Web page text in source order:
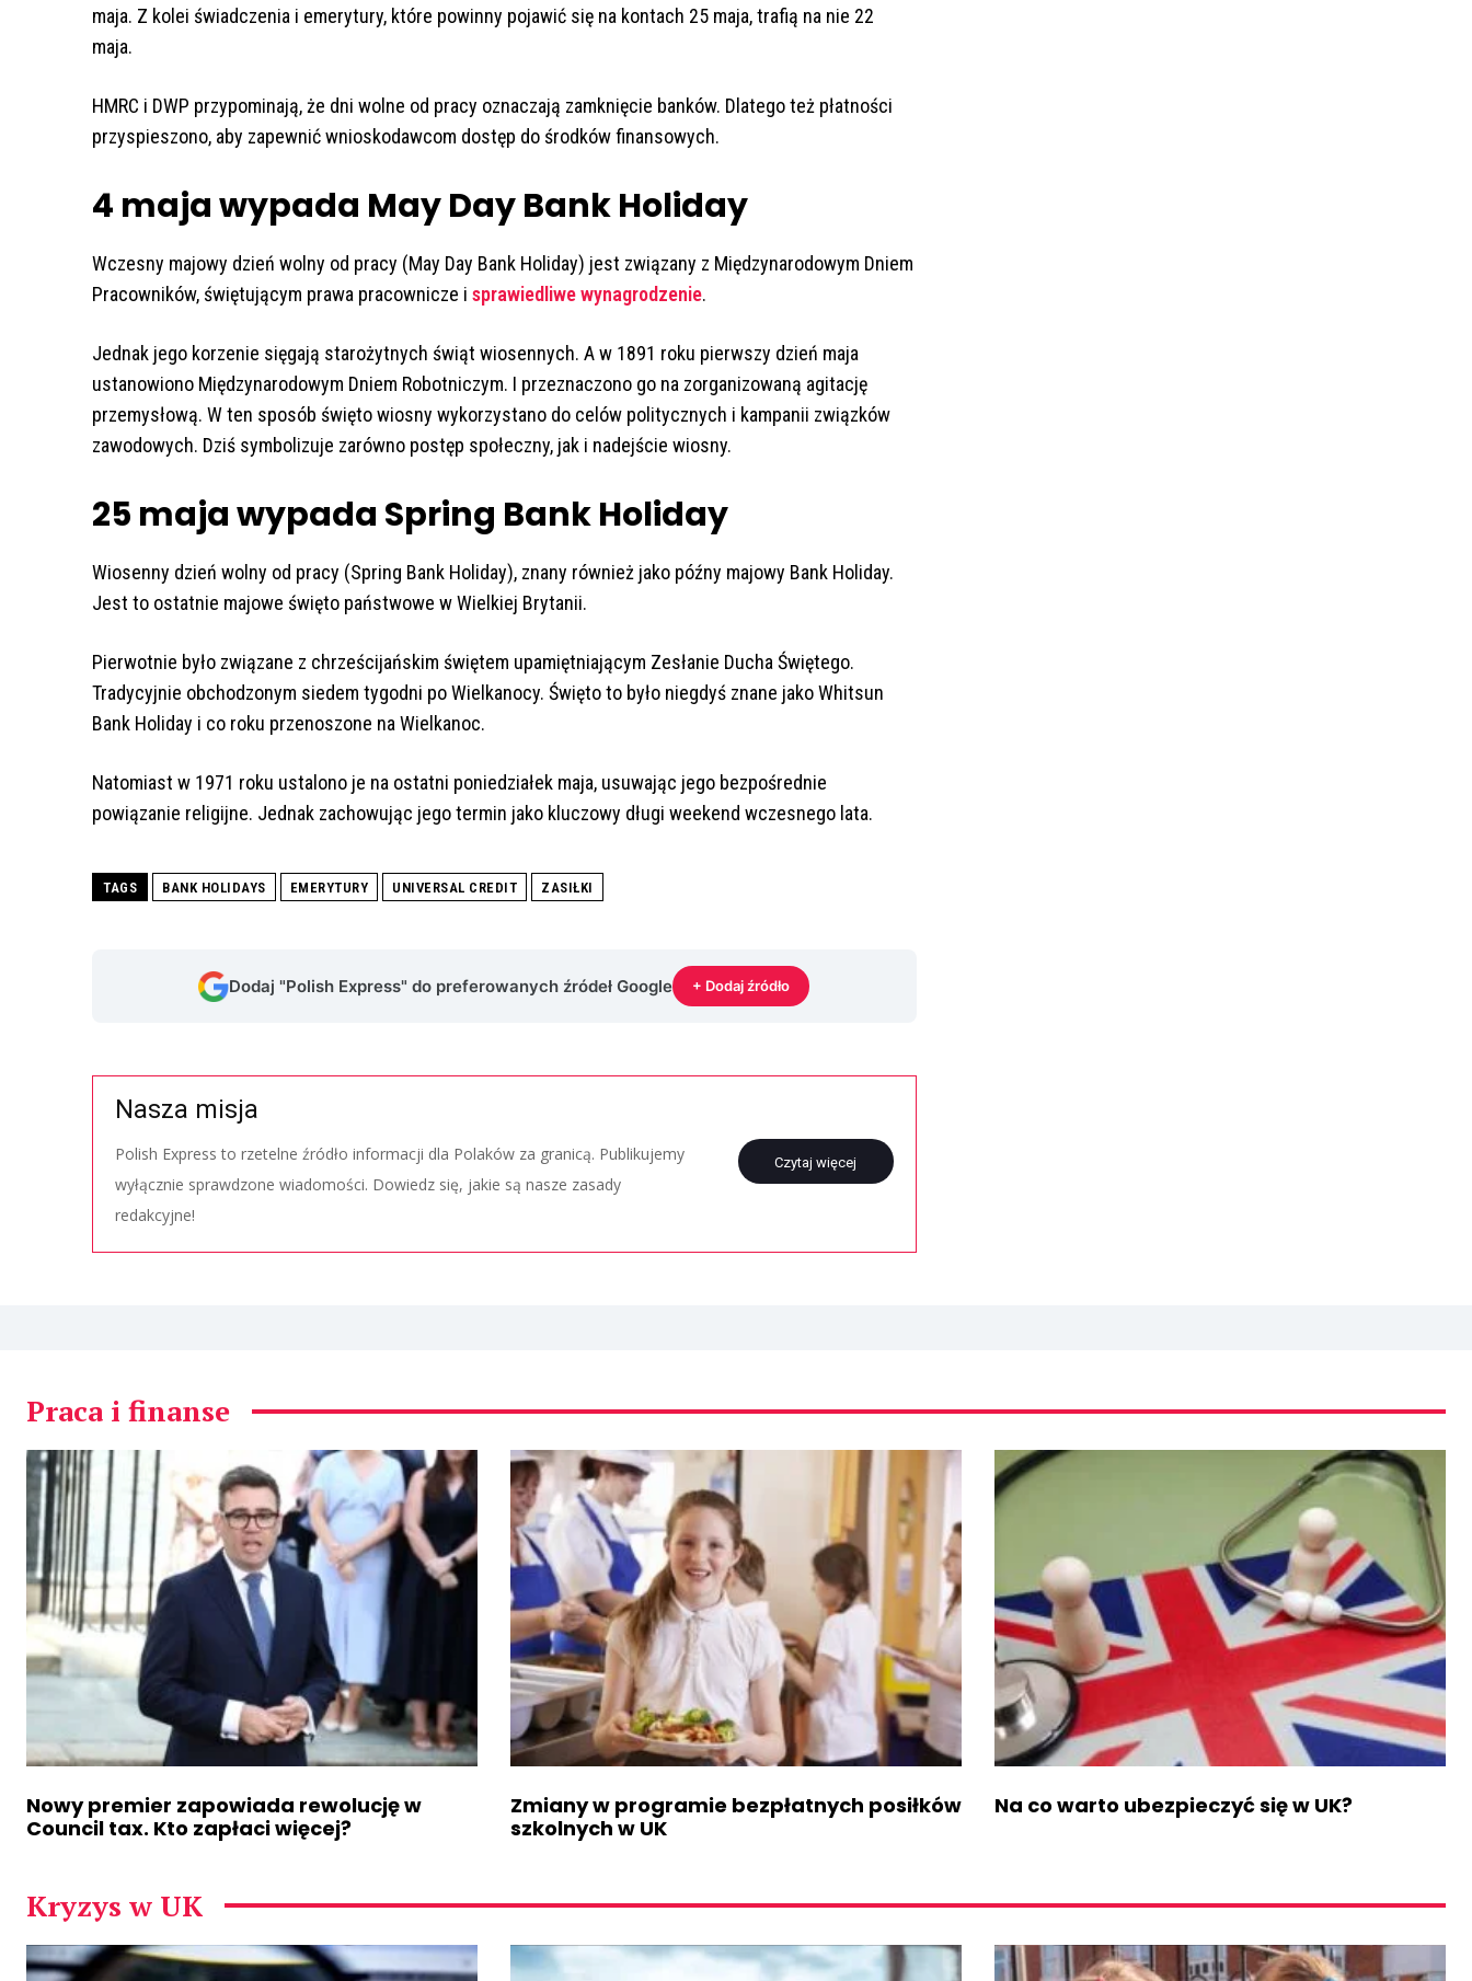
maja. Z kolei świadczenia i emerytury, które powinny pojawić się na kontach 25 maja, trafią na nie 22
maja.
HMRC i DWP przypominają, że dni wolne od pracy oznaczają zamknięcie banków. Dlatego też płatności
przyspieszono, aby zapewnić wnioskodawcom dostęp do środków finansowych.
4 maja wypada May Day Bank Holiday
Wczesny majowy dzień wolny od pracy (May Day Bank Holiday) jest związany z Międzynarodowym Dniem
Pracowników, świętującym prawa pracownicze i sprawiedliwe wynagrodzenie.
Jednak jego korzenie sięgają starożytnych świąt wiosennych. A w 1891 roku pierwszy dzień maja
ustanowiono Międzynarodowym Dniem Robotniczym. I przeznaczono go na zorganizowaną agitację
przemysłową. W ten sposób święto wiosny wykorzystano do celów politycznych i kampanii związków
zawodowych. Dziś symbolizuje zarówno postęp społeczny, jak i nadejście wiosny.
25 maja wypada Spring Bank Holiday
Wiosenny dzień wolny od pracy (Spring Bank Holiday), znany również jako późny majowy Bank Holiday.
Jest to ostatnie majowe święto państwowe w Wielkiej Brytanii.
Pierwotnie było związane z chrześcijańskim świętem upamiętniającym Zesłanie Ducha Świętego.
Tradycyjnie obchodzonym siedem tygodni po Wielkanocy. Święto to było niegdyś znane jako Whitsun
Bank Holiday i co roku przenoszone na Wielkanoc.
Natomiast w 1971 roku ustalono je na ostatni poniedziałek maja, usuwając jego bezpośrednie
powiązanie religijne. Jednak zachowując jego termin jako kluczowy długi weekend wczesnego lata.
TAGS BANK HOLIDAYS EMERYTURY UNIVERSAL CREDIT ZASIŁKI
Dodaj "Polish Express" do preferowanych źródeł Google + Dodaj źródło
Nasza misja
Polish Express to rzetelne źródło informacji dla Polaków za granicą. Publikujemy
wyłącznie sprawdzone wiadomości. Dowiedz się, jakie są nasze zasady
redakcyjne!
Czytaj więcej
Praca i finanse
Nowy premier zapowiada rewolucję w
Council tax. Kto zapłaci więcej?
Zmiany w programie bezpłatnych posiłków
szkolnych w UK
Na co warto ubezpieczyć się w UK?
Kryzys w UK